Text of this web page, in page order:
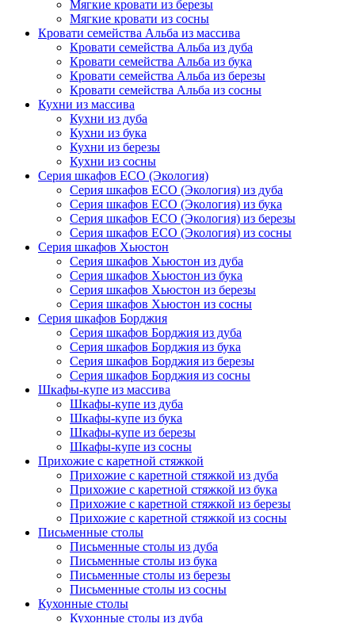
Мягкие кровати из березы
Мягкие кровати из сосны
Кровати семейства Альба из массива
Кровати семейства Альба из дуба
Кровати семейства Альба из бука
Кровати семейства Альба из березы
Кровати семейства Альба из сосны
Кухни из массива
Кухни из дуба
Кухни из бука
Кухни из березы
Кухни из сосны
Серия шкафов ECO (Экология)
Серия шкафов ECO (Экология) из дуба
Серия шкафов ECO (Экология) из бука
Серия шкафов ECO (Экология) из березы
Серия шкафов ECO (Экология) из сосны
Серия шкафов Хьюстон
Серия шкафов Хьюстон из дуба
Серия шкафов Хьюстон из бука
Серия шкафов Хьюстон из березы
Серия шкафов Хьюстон из сосны
Серия шкафов Борджия
Серия шкафов Борджия из дуба
Серия шкафов Борджия из бука
Серия шкафов Борджия из березы
Серия шкафов Борджия из сосны
Шкафы-купе из массива
Шкафы-купе из дуба
Шкафы-купе из бука
Шкафы-купе из березы
Шкафы-купе из сосны
Прихожие с каретной стяжкой
Прихожие с каретной стяжкой из дуба
Прихожие с каретной стяжкой из бука
Прихожие с каретной стяжкой из березы
Прихожие с каретной стяжкой из сосны
Письменные столы
Письменные столы из дуба
Письменные столы из бука
Письменные столы из березы
Письменные столы из сосны
Кухонные столы
Кухонные столы из дуба